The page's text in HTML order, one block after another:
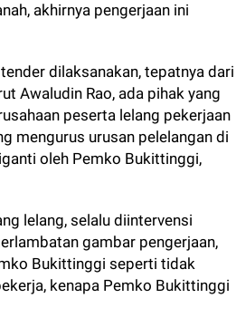
akhirnya pengerjaan ini
dilaksanakan, tepatnya dari
Awaludin Rao, ada pihak yang
peserta lelang pekerjaan
mengurus urusan pelelangan di
oleh Pemko Bukittinggi,
lelang, selalu diintervensi
gambar pengerjaan,
Bukittinggi seperti tidak
kenapa Pemko Bukittinggi